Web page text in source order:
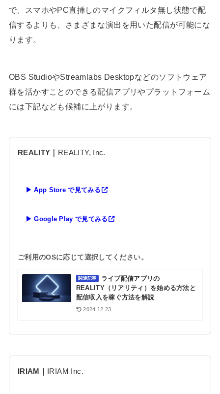
で、スマホやPC直挿しのマイクフィルタ無し状態で配
信するよりも、さまざまな演出を用いた配信が可能にな
ります。
OBS StudioやStreamlabs Desktopなどのソフトウェア
群を活かすことのできる配信アプリやプラットフォーム
には下記なども候補に上がります。
REALITY｜ REALITY, Inc.
▶ App Store で見てみる
▶ Google Play で見てみる
ご利用のOSに応じて選択してください。
関連記事
ライブ配信アプリの
REALITY（リアリティ）を始める方法と
配信収入を稼ぐ方法を解説
2024.12.23
IRIAM｜ IRIAM Inc.